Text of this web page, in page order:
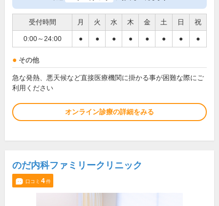
受付時間 月 火 水 木 金 土 日 祝
0:00～24:00 ● ● ● ● ● ● ● ●
その他
急な発熱、悪天候など直接医療機関に掛かる事が困難な際にご
利用ください
オンライン診療の詳細をみる
のだ内科ファミリークリニック
口コミ 4件